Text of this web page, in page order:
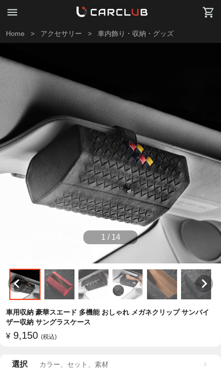
Home > アクセサリー > 車内飾り・収納・グッズ
1 / 14
車用収納 豪華スエード 多機能 おしゃれ メガネクリップ サンバイ
ザー収納 サングラスケース
¥ 9,150 (税込)
選択 カラー、セット、素材